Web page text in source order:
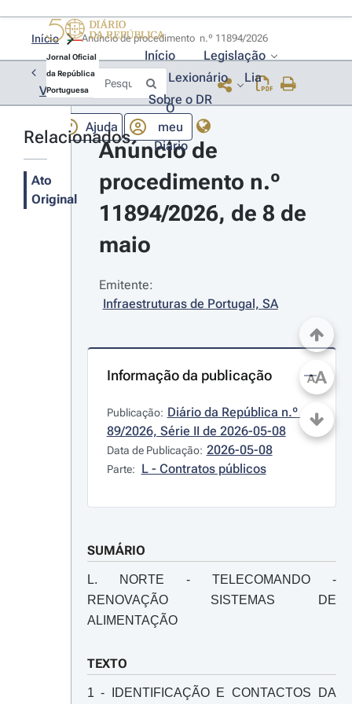
Jornal Oficial
da República
Portuguesa
Início
Legislação
Lexionário
Lia
Sobre o DR
Ajuda
O
meu
Diário
Início
Voltar
Relacionados
Ato
Original
Anúncio de
procedimento n.º
11894/2026, de 8 de
maio
Emitente:
Infraestruturas de Portugal, SA
Informação da publicação
Publicação: Diário da República n.º
89/2026, Série II de 2026-05-08
Data de Publicação: 2026-05-08
Parte: L - Contratos públicos
SUMÁRIO
L. NORTE - TELECOMANDO -
RENOVAÇÃO SISTEMAS DE
ALIMENTAÇÃO
TEXTO
1 - IDENTIFICAÇÃO E CONTACTOS DA
AA